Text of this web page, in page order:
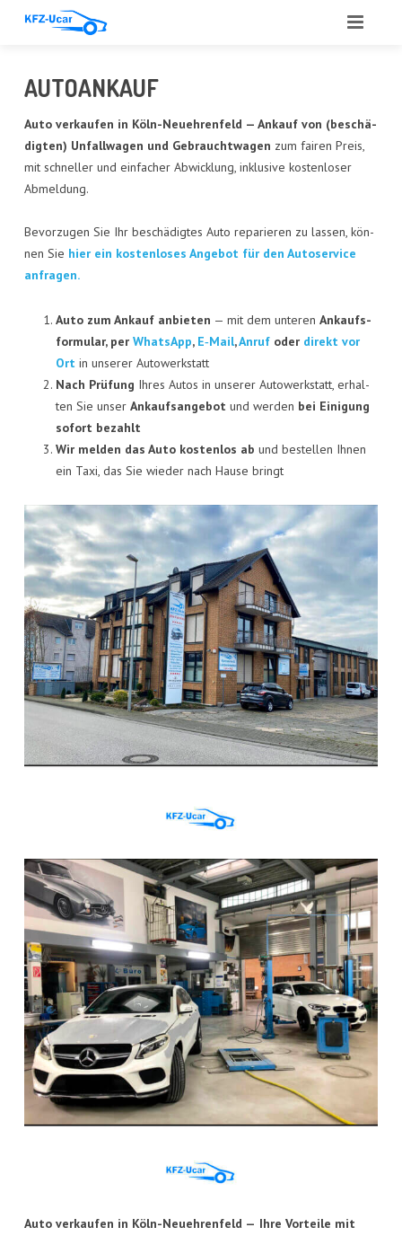
LEIS­TUN­GEN
ANGE­BOT
ANKAUF
GUT­ACH­TEN
AUTO­GLAS
REFE­REN­ZEN
KON­TAKT
VISI­TEN­KAR­TE
AUTO­AN­KAUF
Auto ver­kau­fen in Köln-Neueh­ren­feld — Ankauf von (beschä­
dig­ten) Unfall­wa­gen und Gebraucht­wa­gen zum fai­ren Preis,
mit schnel­ler und ein­fa­cher Abwick­lung, inklu­si­ve kos­ten­lo­ser
Abmel­dung.
Bevor­zu­gen Sie Ihr beschä­dig­tes Auto repa­rie­ren zu las­sen, kön­
nen Sie hier ein kos­ten­lo­ses Ange­bot für den Auto­ser­vice
anfragen.
Auto zum Ankauf anbie­ten — mit dem unte­ren Ankaufs­
for­mu­lar, per Whats­App, E‑Mail,Anrufoder direkt vor
Ortin unse­rer Autowerkstatt
Nach Prü­fung Ihres Autos in unse­rer Auto­werk­statt, erhal­
ten Sie unser Ankaufs­an­ge­bot und wer­den bei Eini­gung
sofort bezahlt
Wir mel­den das Auto kos­ten­los ab und bestel­len Ihnen
ein Taxi, das Sie wie­der nach Hau­se bringt
Auto ver­kau­fen in Köln-Neueh­ren­feld — Ihre Vor­tei­le mit